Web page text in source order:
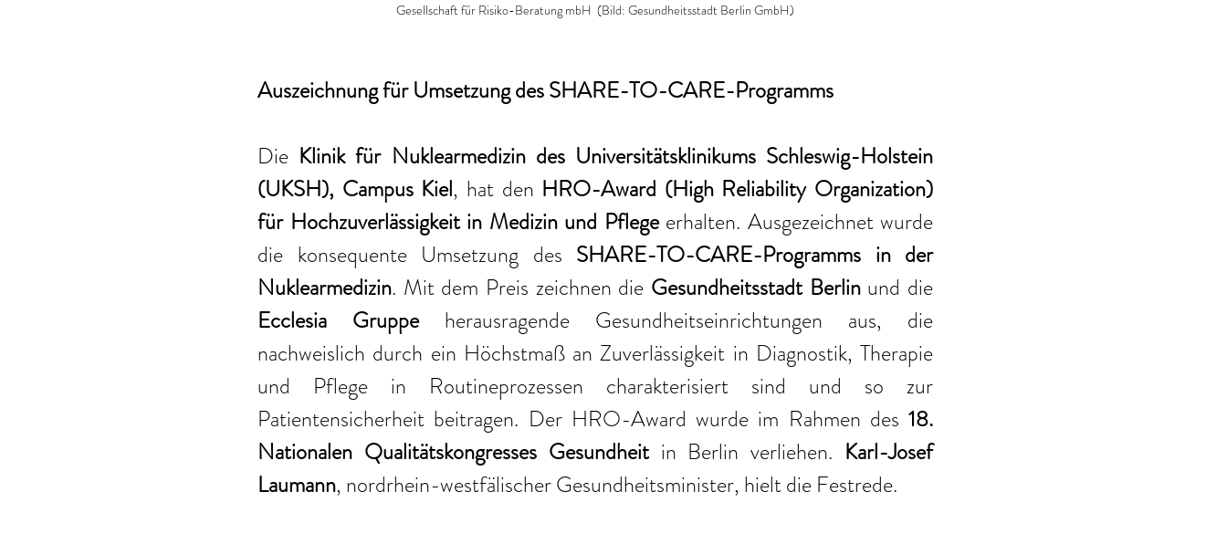
Gesellschaft für Risiko-Beratung mbH  (Bild: Gesundheitsstadt Berlin GmbH)
Auszeichnung für Umsetzung des SHARE-TO-CARE-Programms
Die Klinik für Nuklearmedizin des Universitätsklinikums Schleswig-Holstein
(UKSH), Campus Kiel, hat den HRO-Award (High Reliability Organization)
für Hochzuverlässigkeit in Medizin und Pflege erhalten. Ausgezeichnet wurde
die konsequente Umsetzung des SHARE-TO-CARE-Programms in der
Nuklearmedizin. Mit dem Preis zeichnen die Gesundheitsstadt Berlin
Ecclesia Gruppe herausragende Gesundheitseinrichtungen aus, die
nachweislich durch ein Höchstmaß an Zuverlässigkeit in Diagnostik, Therapie
und Pflege in Routineprozessen charakterisiert sind und so zur
Patientensicherheit beitragen. Der HRO-Award wurde im Rahmen des 18.
Nationalen Qualitätskongresses Gesundheit in Berlin verliehen. Karl-Josef
Laumann, nordrhein-westfälischer Gesundheitsminister, hielt die Festrede.